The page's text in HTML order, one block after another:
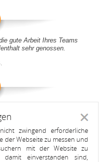
gute Arbeit Ihres Teams
sehr genossen.
a pleasure to stay at your
zwingend erforderliche
der Webseite zu messen und
mit der Website zu
einverstanden sind,